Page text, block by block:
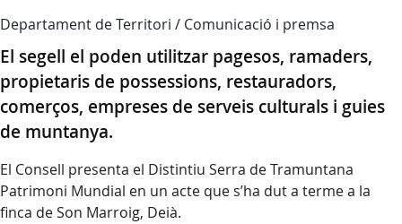
Departament de Territori / Comunicació i premsa
El segell el poden utilitzar pagesos, ramaders,
propietaris de possessions, restauradors,
comerços, empreses de serveis culturals i guies
de muntanya.
El Consell presenta el Distintiu Serra de Tramuntana
Patrimoni Mundial en un acte que s’ha dut a terme a la
finca de Son Marroig, Deià.